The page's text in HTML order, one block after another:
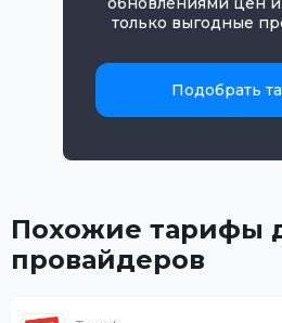
только выгодные
Подобрать
Похожие тарифы
провайдеров